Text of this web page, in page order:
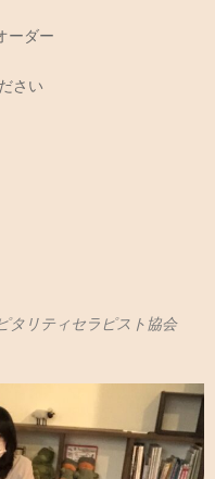
ーダー
さい
タリティセラピスト協会